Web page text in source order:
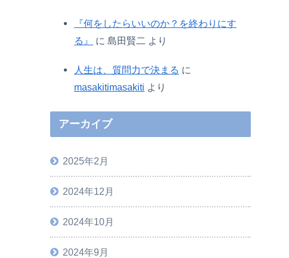
『何をしたらいいのか？を終わりにす
る』
に 島田賢二 より
人生は、質問力で決まる に
masakitimasakiti より
アーカイブ
2025年2月
2024年12月
2024年10月
2024年9月